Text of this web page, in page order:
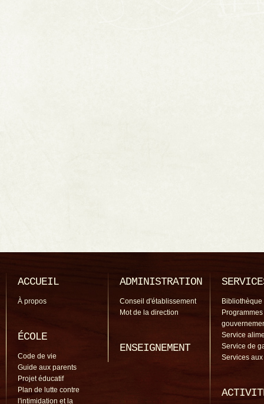
ACCUEIL
À propos
ÉCOLE
Code de vie
Guide aux parents
Projet éducatif
Plan de lutte contre
l'intimidation et la
ADMINISTRATION
Conseil d'établissement
Mot de la direction
ENSEIGNEMENT
Bibliothèque
Programmes
Service
Service de
Services